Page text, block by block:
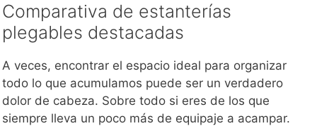
Comparativa de estanterías
plegables destacadas
A veces, encontrar el espacio ideal para organizar
todo lo que acumulamos puede ser un verdadero
dolor de cabeza. Sobre todo si eres de los que
siempre lleva un poco más de equipaje a acampar.